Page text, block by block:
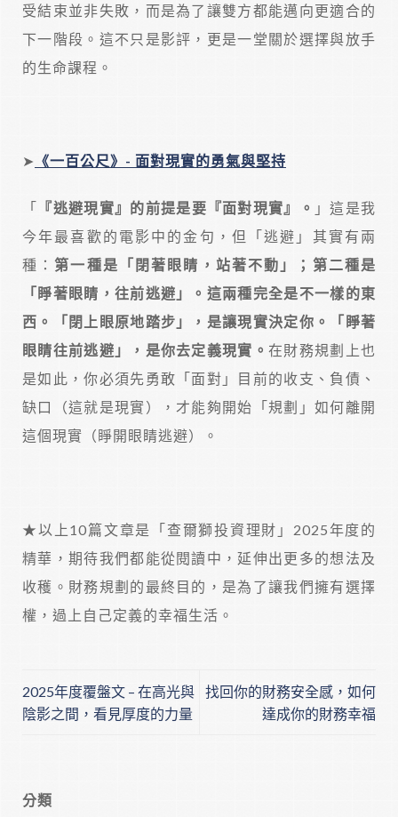
受結束並非失敗，而是為了讓雙方都能邁向更適合的
下一階段。這不只是影評，更是一堂關於選擇與放手
的生命課程。
➤ 《一百公尺》- 面對現實的勇氣與堅持
「 『逃避現實』的前提是要『面對現實』。 」這是我
今年最喜歡的電影中的金句，但「逃避」其實有兩
種：第一種是「閉著眼睛，站著不動」；第二種是
「睜著眼睛，往前逃避」。這兩種完全是不一樣的東
西。「閉上眼原地踏步」，是讓現實決定你。「睜著
眼睛往前逃避」，是你去定義現實。在財務規劃上也
是如此，你必須先勇敢「面對」目前的收支、負債、
缺口（這就是現實），才能夠開始「規劃」如何離開
這個現實（睜開眼睛逃避）。
★以上10篇文章是「查爾獅投資理財」2025年度的
精華，期待我們都能從閱讀中，延伸出更多的想法及
收穫。財務規劃的最終目的，是為了讓我們擁有選擇
權，過上自己定義的幸福生活。
2025年度覆盤文 – 在高光與
陰影之間，看見厚度的力量
找回你的財務安全感，如何
達成你的財務幸福
分類